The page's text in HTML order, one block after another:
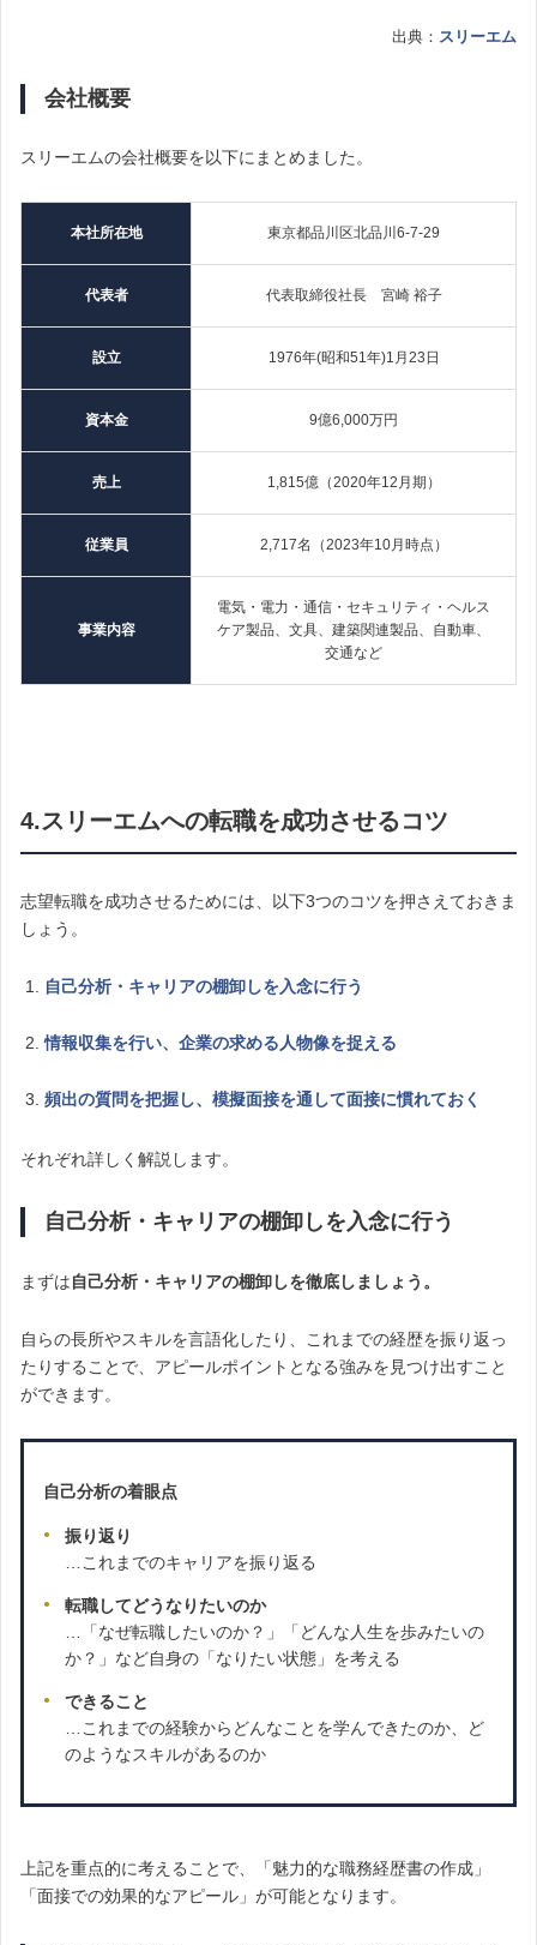
出典： スリーエム
会社概要
スリーエムの会社概要を以下にまとめました。
本社所在地 東京都品川区北品川6-7-29
代表者 代表取締役社長 宮崎 裕子
設立 1976年(昭和51年)1月23日
資本金 9億6,000万円
売上 1,815億（2020年12月期）
従業員 2,717名（2023年10月時点）
事業内容
電気・電力・通信・セキュリティ・ヘルス
ケア製品、文具、建築関連製品、自動車、
交通など
4.スリーエムへの転職を成功させるコツ
志望転職を成功させるためには、以下3つのコツを押さえておきま
しょう。
自己分析・キャリアの棚卸しを入念に行う
情報収集を行い、企業の求める人物像を捉える
頻出の質問を把握し、模擬面接を通して面接に慣れておく
それぞれ詳しく解説します。
自己分析・キャリアの棚卸しを入念に行う
まずは自己分析・キャリアの棚卸しを徹底しましょう。
自らの長所やスキルを言語化したり、これまでの経歴を振り返っ
たりすることで、アピールポイントとなる強みを見つけ出すこと
ができます。
自己分析の着眼点
振り返り
…これまでのキャリアを振り返る
転職してどうなりたいのか
…「なぜ転職したいのか？」「どんな人生を歩みたいの
か？」など自身の「なりたい状態」を考える
できること
…これまでの経験からどんなことを学んできたのか、ど
のようなスキルがあるのか
上記を重点的に考えることで、「魅力的な職務経歴書の作成」
「面接での効果的なアピール」が可能となります。